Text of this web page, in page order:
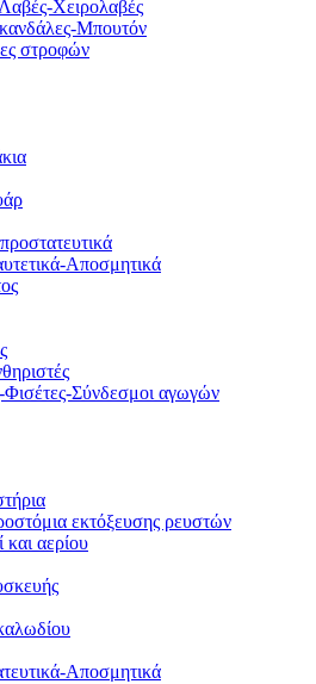
Χειρολαβές
Μπουτόν
στροφών
Αποσμητικά
Σύνδεσμοι αγωγών
εκτόξευσης ρευστών
και αερίου
Αποσμητικά